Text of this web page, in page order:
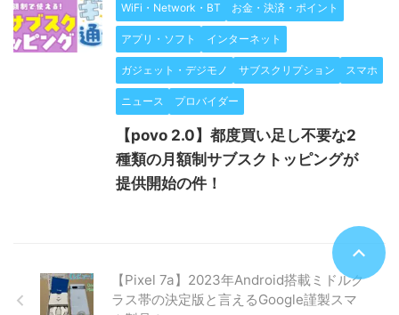
WiFi・Network・BT お金・決済・ポイント
アプリ・ソフト インターネット
ガジェット・デジモノ サブスクリプション スマホ
ニュース プロバイダー
【povo 2.0】都度買い足し不要な2
種類の月額制サブスクトッピングが
提供開始の件！
【Pixel 7a】2023年Android搭載ミドルク
ラス帯の決定版と言えるGoogle謹製スマ